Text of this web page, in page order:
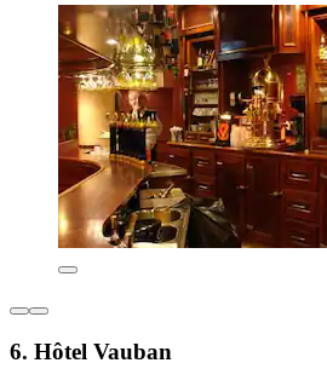
6. Hôtel Vauban